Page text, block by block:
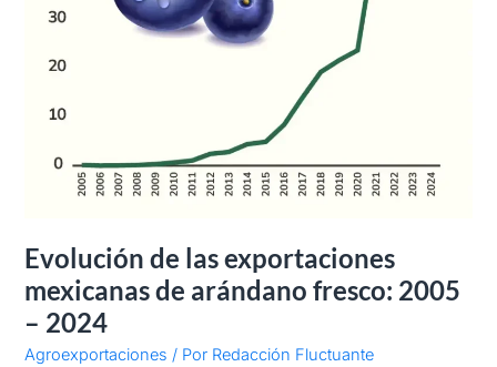
Evolución de las exportaciones
mexicanas de arándano fresco: 2005
– 2024
Agroexportaciones / Por Redacción Fluctuante